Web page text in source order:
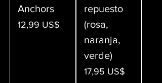
Anchors
Precio
12,99 US$
repuesto
(rosa,
naranja,
verde)
Precio
17,95 US$